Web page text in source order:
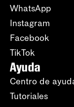
WhatsApp
Instagram
Facebook
TikTok
Ayuda
Centro de
Tutoriales